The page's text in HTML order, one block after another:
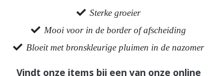
Sterke groeier
Mooi voor in de border of afscheiding
Bloeit met bronskleurige pluimen in de nazomer
Vindt onze items bij een van onze online